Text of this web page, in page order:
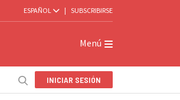
ESPAÑOL | SUBSCRIBIRSE
Menú
INICIAR SESIÓN